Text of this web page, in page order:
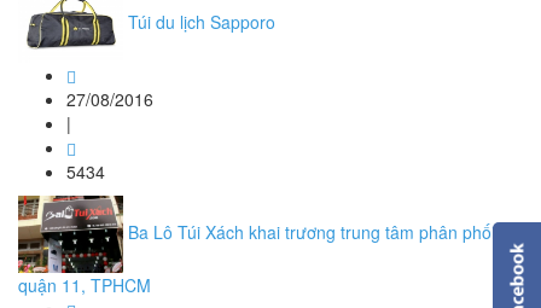
Túi du lịch Sapporo
27/08/2016
|
5434
Ba Lô Túi Xách khai trương trung tâm phân phối tại
quận 11, TPHCM